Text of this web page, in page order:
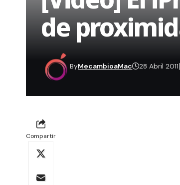
de
ByMecambioaMac 28 Abril 2011
Compartir